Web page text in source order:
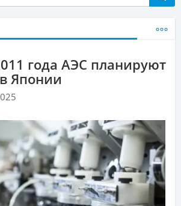
года АЭС планируют
Японии